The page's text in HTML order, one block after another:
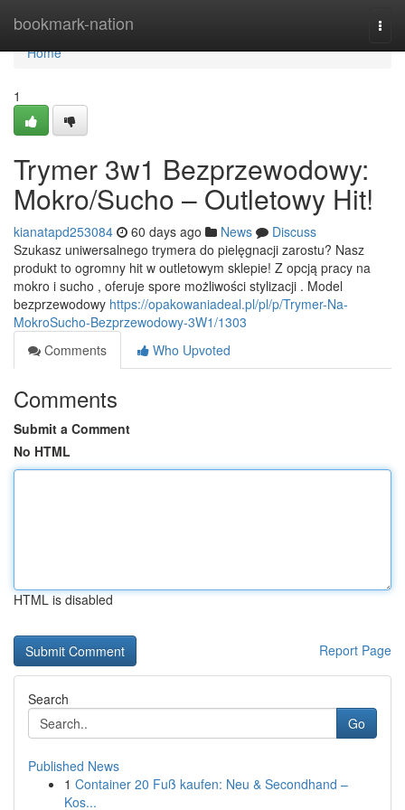
bookmark-nation
Home
Home
1
Trymer 3w1 Bezprzewodowy:
Mokro/Sucho – Outletowy Hit!
kianatapd253084 60 days ago News
Discuss
Szukasz uniwersalnego trymera do pielęgnacji zarostu? Nasz
produkt to ogromny hit w outletowym sklepie! Z opcją pracy na
mokro i sucho , oferuje spore możliwości stylizacji . Model
bezprzewodowy https://opakowaniadeal.pl/pl/p/Trymer-Na-
MokroSucho-Bezprzewodowy-3W1/1303
Comments
Who Upvoted
Comments
Submit a Comment
No HTML
HTML is disabled
Report Page
Search
Go
Published News
1 Container 20 Fuß kaufen: Neu & Secondhand –
Kos...